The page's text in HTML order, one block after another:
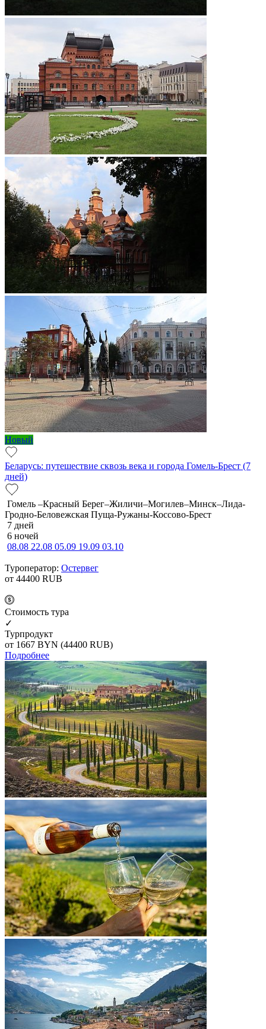
Новый
Беларусь: путешествие сквозь века и города Гомель-Брест (7
дней)
Гомель –Красный Берег–Жиличи–Могилев–Минск–Лида-
Гродно-Беловежская Пуща-Ружаны-Коссово-Брест
7 дней
6 ночей
08.08 22.08 05.09 19.09 03.10
Туроператор: Остервег
от 44400 RUB
Cтоимость тура
✓
Турпродукт
от 1667 BYN (44400 RUB)
Подробнее